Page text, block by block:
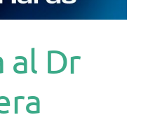
al Dr